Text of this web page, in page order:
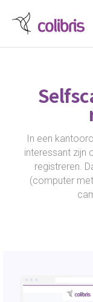
In een
interessant zijn
registreren.
(computer